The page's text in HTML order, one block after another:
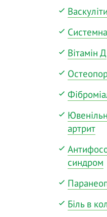
Васкуліти
Вітамін Д
артрит
синдром
Біль в